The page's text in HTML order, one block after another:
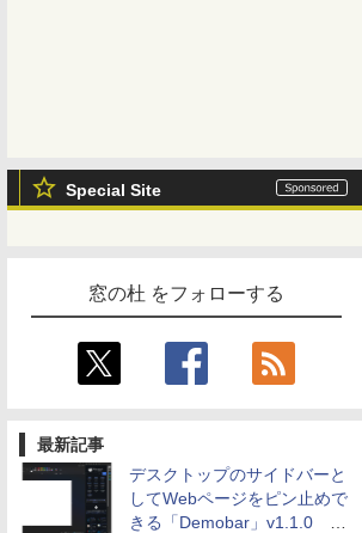
Special Site
窓の杜 をフォローする
最新記事
デスクトップのサイドバーと
してWebページをピン止めで
きる「Demobar」v1.1.0 ほ